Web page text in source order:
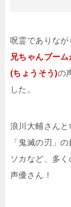
呪霊でありな
兄ちゃんブー
(ちょうそう)の
した。
浪川大輔さん
「鬼滅の刃」
ソカなど、多
声優さん！